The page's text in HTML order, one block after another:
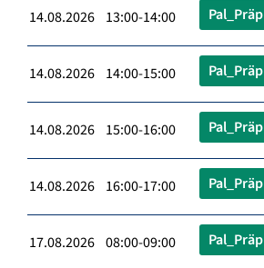
14.08.2026 13:00-14:00 Pal_Präp
14.08.2026 14:00-15:00 Pal_Präp
14.08.2026 15:00-16:00 Pal_Präp
14.08.2026 16:00-17:00 Pal_Präp
17.08.2026 08:00-09:00 Pal_Präp